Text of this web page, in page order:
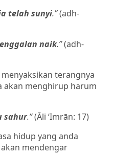
telah sunyi.”(adh-
naik.”(adh-
terangnya
akan menghirup harum
sahur.”(Āli ‘Imrān: 17)
hidup yang anda
mendengar